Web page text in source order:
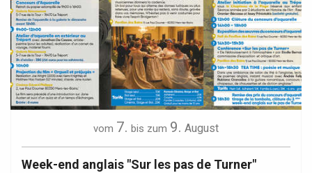
vom 7. bis zum 9. August
Week-end anglais "Sur les pas de Turner"